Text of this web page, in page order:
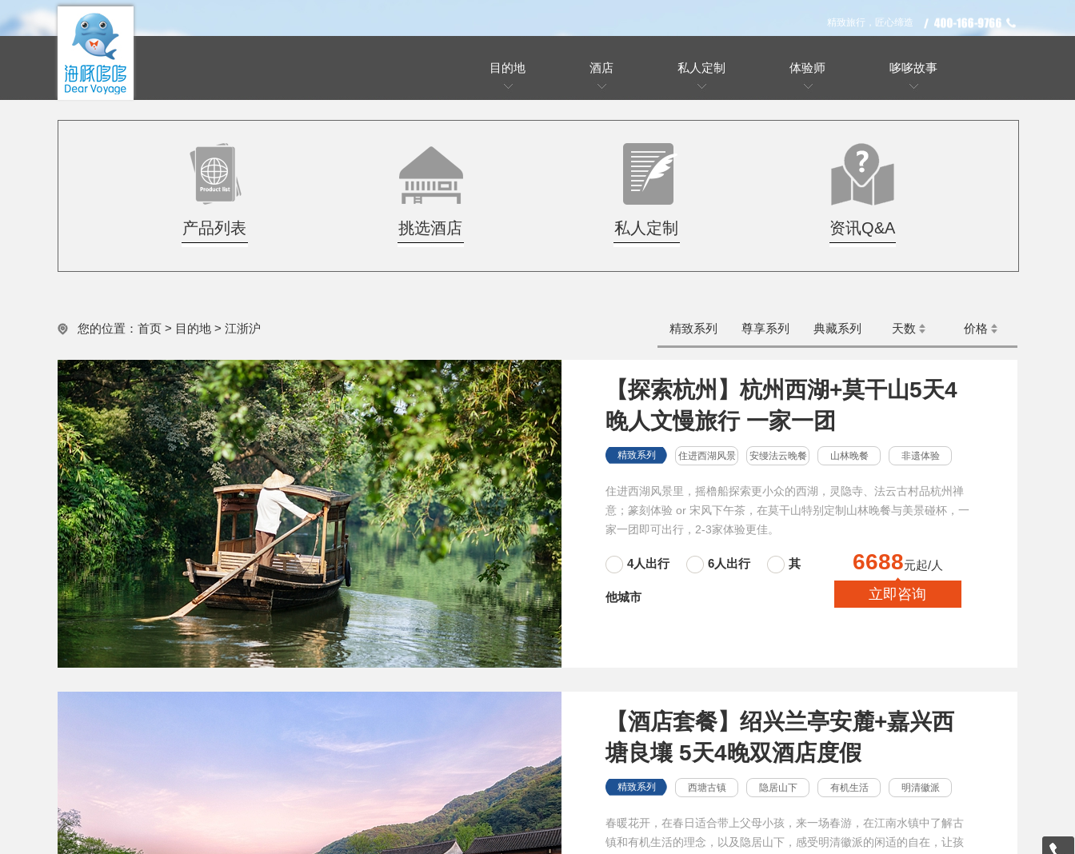
精致旅行，匠心缔造
目的地 酒店 私人定制 体验师 哆哆故事
产品列表 挑选酒店 私人定制 资讯Q&A
您的位置： 首页 > 目的地 > 江浙沪 精致系列 尊享系列 典藏系列 天数 价格
【探索杭州】杭州西湖+莫干山5天4
晚人文慢旅行 一家一团
精致系列 住进西湖风景 安缦法云晚餐 山林晚餐 非遗体验
住进西湖风景里，摇橹船探索更小众的西湖，灵隐寺、法云古村品杭州禅
意；篆刻体验 or 宋风下午茶，在莫干山特别定制山林晚餐与美景碰杯，一
家一团即可出行，2-3家体验更佳。
4人出行 6人出行 其
他城市
6688元起/人
立即咨询
【酒店套餐】绍兴兰亭安麓+嘉兴西
塘良壤 5天4晚双酒店度假
精致系列 西塘古镇 隐居山下 有机生活 明清徽派
春暖花开，在春日适合带上父母小孩，来一场春游，在江南水镇中了解古
镇和有机生活的理念，以及隐居山下，感受明清徽派的闲适的自在，让孩